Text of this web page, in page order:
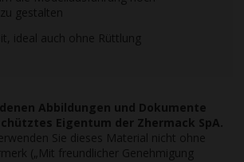
gestalten
ideal auch ohne Rüttlung
Abbildungen und Dokumente
Eigentum der Zhermack SpA.
Sie dieses Material nicht ohne
(„Mit freundlicher Genehmigung